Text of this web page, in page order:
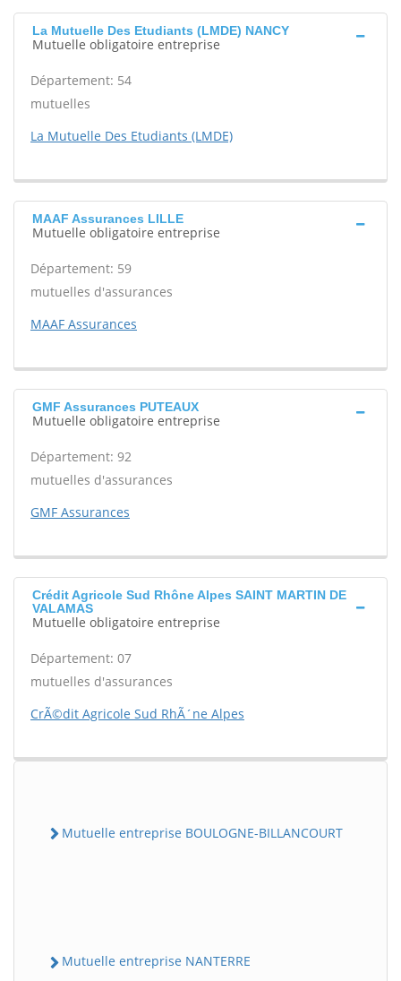
La Mutuelle Des Etudiants (LMDE) NANCY
Mutuelle obligatoire entreprise
Département: 54
mutuelles
La Mutuelle Des Etudiants (LMDE)
MAAF Assurances LILLE
Mutuelle obligatoire entreprise
Département: 59
mutuelles d'assurances
MAAF Assurances
GMF Assurances PUTEAUX
Mutuelle obligatoire entreprise
Département: 92
mutuelles d'assurances
GMF Assurances
Crédit Agricole Sud Rhône Alpes SAINT MARTIN DE
VALAMAS
Mutuelle obligatoire entreprise
Département: 07
mutuelles d'assurances
CrÃ©dit Agricole Sud RhÃ´ne Alpes
Mutuelle entreprise BOULOGNE-BILLANCOURT
Mutuelle entreprise NANTERRE